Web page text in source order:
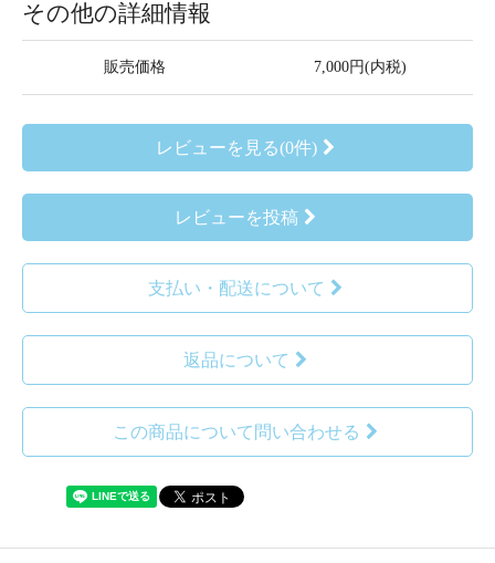
その他の詳細情報
販売価格 7,000円(内税)
レビューを見る(0件)
レビューを投稿
支払い・配送について
返品について
この商品について問い合わせる